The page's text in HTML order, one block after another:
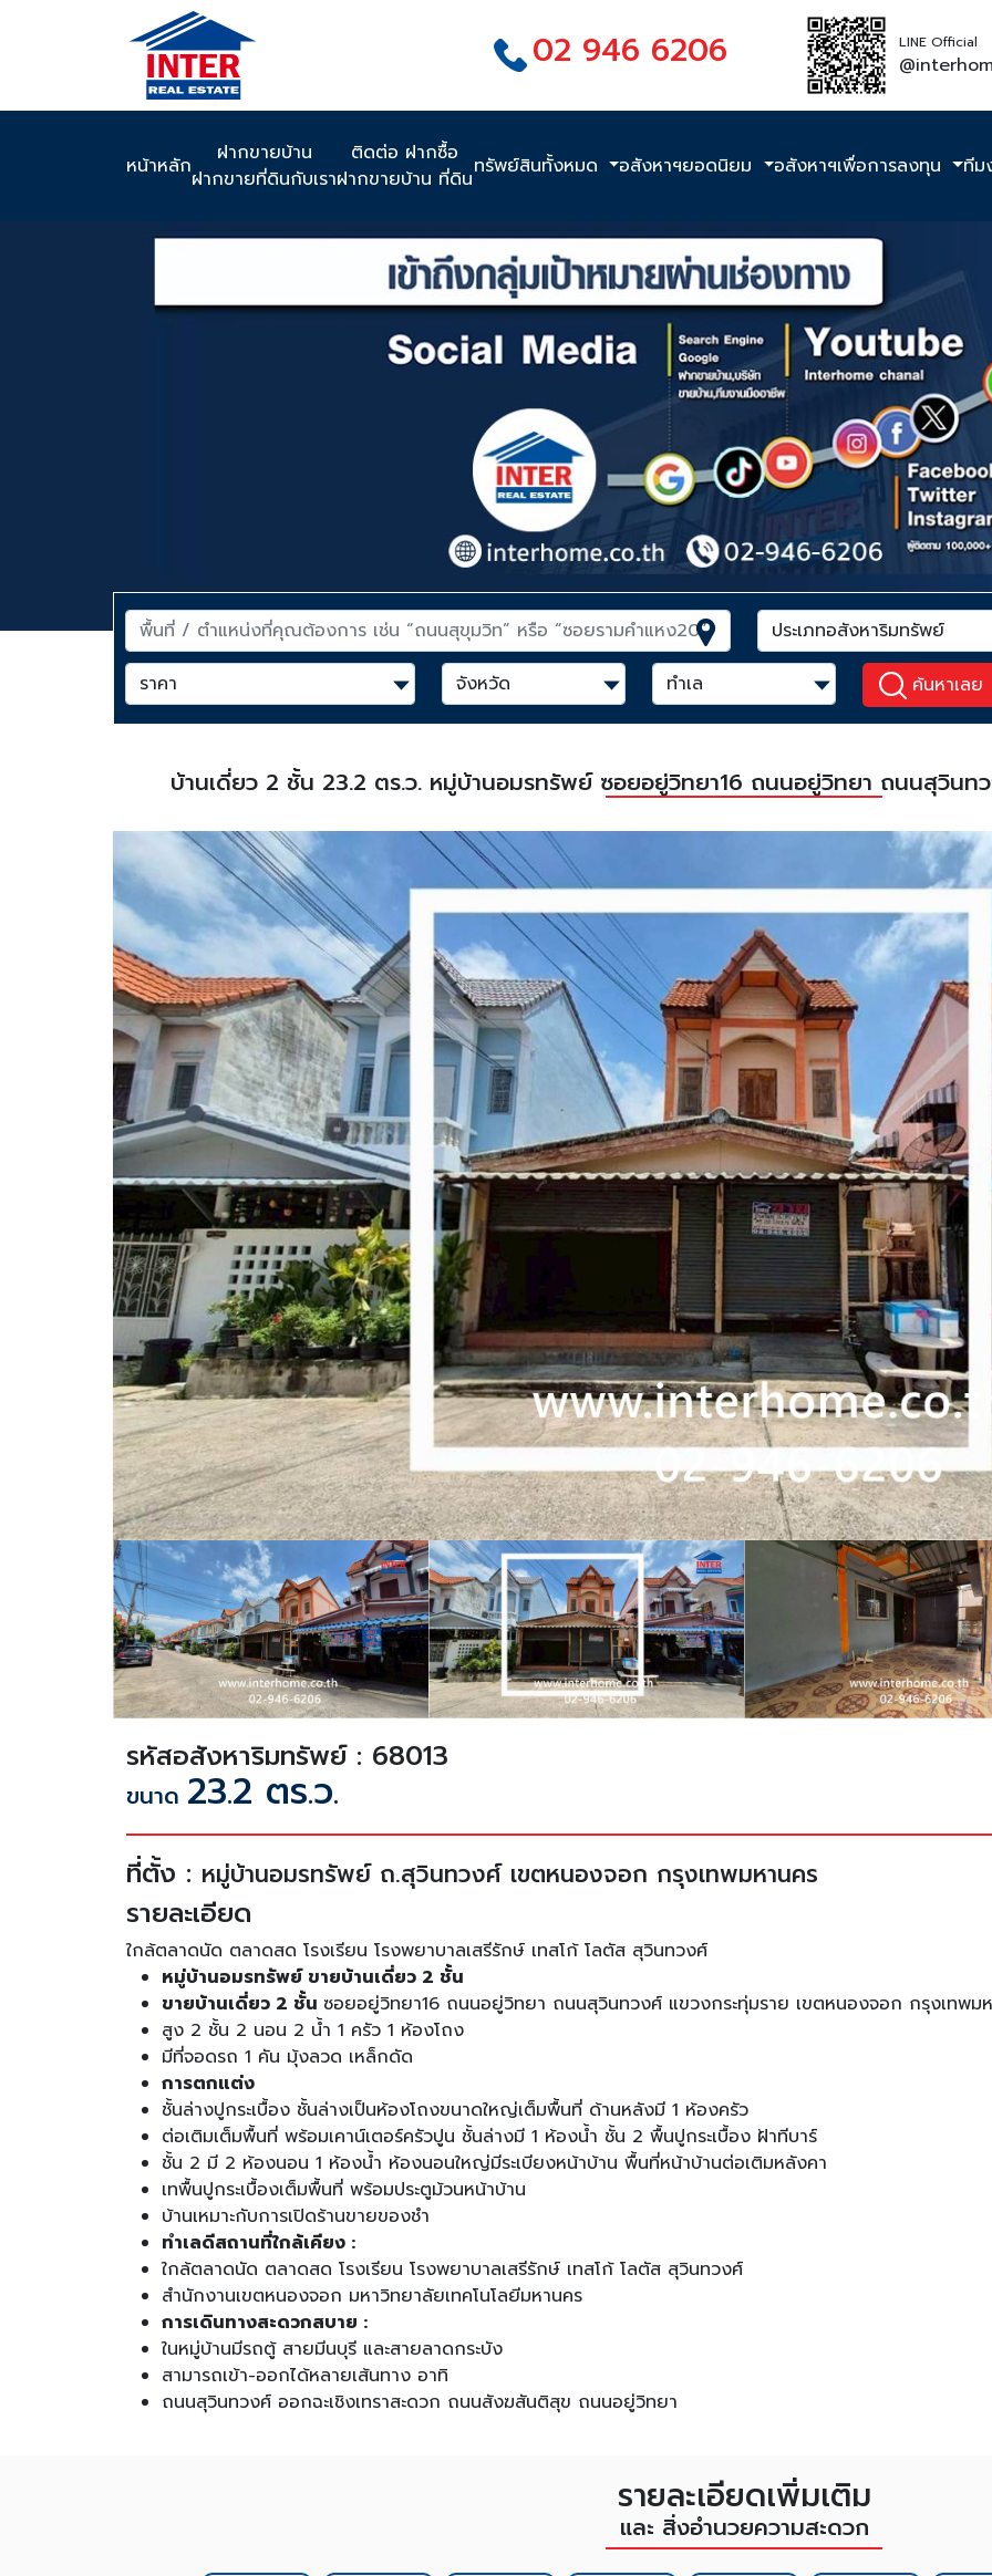
02 946 6206 LINE Official
หน้าหลัก
ฝากขายบ้าน
ฝากขายที่ดินกับเรา
ติดต่อ ฝากซื้อ
ฝากขายบ้าน ที่ดินทรัพย์สินทั้งหมด อสังหาฯยอดนิยม อสังหาฯเพื่อการลงทุน ทีม
ค้นหาเลย
บ้านเดี่ยว 2 ชั้น 23.2 ตร.ว. หมู่บ้านอมรทรัพย์ ซอยอยู่วิทยา16 ถนนอยู่วิทยา ถนนสุวินท
รหัสอสังหาริมทรัพย์ : 68013
ขนาด 23.2 ตร.ว.
ที่ตั้ง : หมู่บ้านอมรทรัพย์ ถ.สุวินทวงศ์ เขตหนองจอก กรุงเทพมหานคร
รายละเอียด
ใกล้ตลาดนัด ตลาดสด โรงเรียน โรงพยาบาลเสรีรักษ์ เทสโก้ โลตัส สุวินทวงศ์
หมู่บ้านอมรทรัพย์ ขายบ้านเดี่ยว 2 ชั้น
ขายบ้านเดี่ยว 2 ชั้น ซอยอยู่วิทยา16 ถนนอยู่วิทยา ถนนสุวินทวงศ์ แขวงกระทุ่มราย เขตหนองจอก กรุงเทพ
สูง 2 ชั้น 2 นอน 2 น้ำ 1 ครัว 1 ห้องโถง
มีที่จอดรถ 1 คัน มุ้งลวด เหล็กดัด
การตกแต่ง
ชั้นล่างปูกระเบื้อง ชั้นล่างเป็นห้องโถงขนาดใหญ่เต็มพื้นที่ ด้านหลังมี 1 ห้องครัว
ต่อเติมเต็มพื้นที่ พร้อมเคาน์เตอร์ครัวปูน ชั้นล่างมี 1 ห้องน้ำ ชั้น 2 พื้นปูกระเบื้อง ฝ้าทีบาร์
ชั้น 2 มี 2 ห้องนอน 1 ห้องน้ำ ห้องนอนใหญ่มีระเบียงหน้าบ้าน พื้นที่หน้าบ้านต่อเติมหลังคา
เทพื้นปูกระเบื้องเต็มพื้นที่ พร้อมประตูม้วนหน้าบ้าน
บ้านเหมาะกับการเปิดร้านขายของชำ
ทำเลดีสถานที่ใกล้เคียง :
ใกล้ตลาดนัด ตลาดสด โรงเรียน โรงพยาบาลเสรีรักษ์ เทสโก้ โลตัส สุวินทวงศ์
สำนักงานเขตหนองจอก มหาวิทยาลัยเทคโนโลยีมหานคร
การเดินทางสะดวกสบาย :
ในหมู่บ้านมีรถตู้ สายมีนบุรี และสายลาดกระบัง
สามารถเข้า-ออกได้หลายเส้นทาง อาทิ
ถนนสุวินทวงศ์ ออกฉะเชิงเทราสะดวก ถนนสังฆสันติสุข ถนนอยู่วิทยา
รายละเอียดเพิ่มเติม
และ สิ่งอำนวยความสะดวก